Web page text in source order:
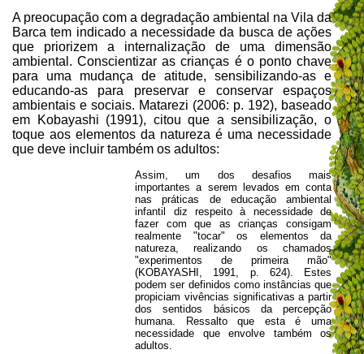
A preocupação com a degradação ambiental na Vila da
Barca tem indicado a necessidade da busca de ações
que priorizem a internalização de uma dimensão
ambiental. Conscientizar as crianças é o ponto chave
para uma mudança de atitude, sensibilizando-as e
educando-as para preservar e conservar espaços
ambientais e sociais. Matarezi (2006: p. 192), baseado
em
Kobayashi (1991), citou que a sensibilização, o
toque aos elementos da natureza é uma necessidade
que deve incluir também os adultos:
Assim, um dos desafios mais
importantes a serem levados em conta
nas práticas de educação ambiental
infantil diz respeito à necessidade de
fazer com que as crianças consigam
realmente "tocar" os elementos da
natureza, realizando os chamados
"experimentos de primeira mão"
(KOBAYASHI, 1991, p. 624). Estes
podem ser definidos como instâncias que
propiciam vivências significativas a partir
dos sentidos básicos da percepção
humana. Ressalto que esta é uma
necessidade que envolve também os
adultos.